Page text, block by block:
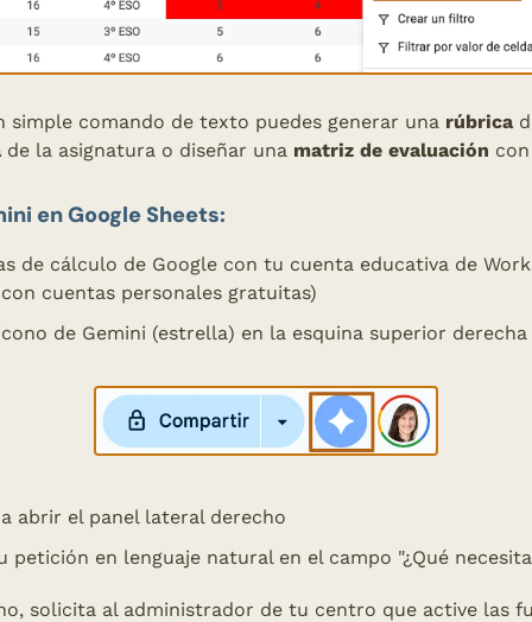
simple comando de texto puedes generar una rúbrica
de la asignatura o diseñar una matriz de evaluación
en Google Sheets:
de cálculo de Google con tu cuenta educativa de
cuentas personales gratuitas)
de Gemini (estrella) en la esquina superior derecha
abrir el panel lateral derecho
petición en lenguaje natural en el campo "¿Qué
solicita al administrador de tu centro que active las